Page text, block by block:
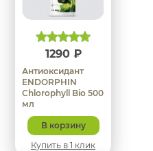
1290 ₽
Антиоксидант
ENDORPHIN
Chlorophyll Bio 500
мл
В корзину
Купить в 1 клик